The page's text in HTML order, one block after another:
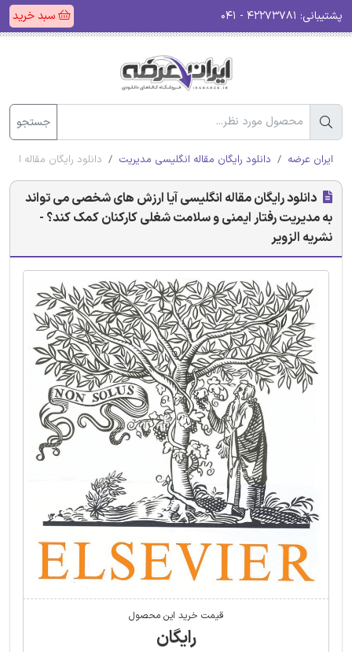
پشتیبانی: سبد خرید
جستجو
ایران عرضه دانلود رایگان مقاله انگلیسی مدیریت دانلود رایگان مقاله
دانلود رایگان مقاله انگلیسی آیا ارزش های شخصی می تواند
به مدیریت رفتار ایمنی و سلامت شغلی کارکنان کمک کند؟ -
نشریه الزویر
قیمت خرید این محصول
رایگان